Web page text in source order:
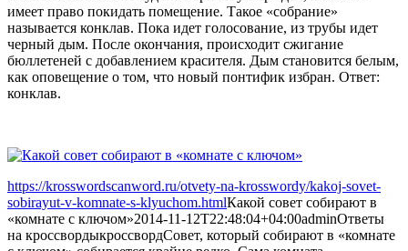
имеет право покидать помещение. Такое «собрание»
называется конклав. Пока идет голосование, из трубы идет
черный дым. После окончания, происходит сжигание
бюллетеней с добавлением красителя. Дым становится белым,
как оповещение о том, что новый понтифик избран. Ответ:
конклав.
https://krosswordscanword.ru/otvety-na-krosswordy/kakoj-sovet-
sobirayut-v-komnate-s-klyuchom.htmlКакой совет собирают в
«комнате с ключом»2014-11-12T22:48:04+04:00adminОтветы
на кроссвордыкроссвордСовет, который собирают в «комнате